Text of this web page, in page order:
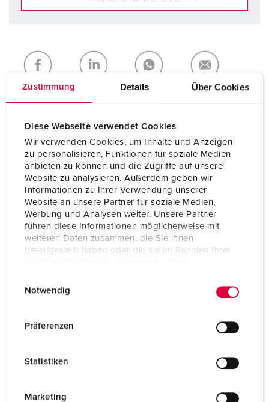
Zustimmung Details Über Cookies
Diese Webseite verwendet Cookies
Wir verwenden Cookies, um Inhalte und Anzeigen
zu personalisieren, Funktionen für soziale Medien
anbieten zu können und die Zugriffe auf unsere
Website zu analysieren. Außerdem geben wir
Informationen zu Ihrer Verwendung unserer
Website an unsere Partner für soziale Medien,
Werbung und Analysen weiter. Unsere Partner
führen diese Informationen möglicherweise mit
weiteren Daten zusammen, die Sie ihnen
bereitgestellt haben oder die sie im Rahmen Ihrer
Notwendig
Präferenzen
Statistiken
Marketing
Mijn lijst TOEVOEGEN
NIEUW LIJST MAKEN
Technische specificaties
Scharniervensters 40985